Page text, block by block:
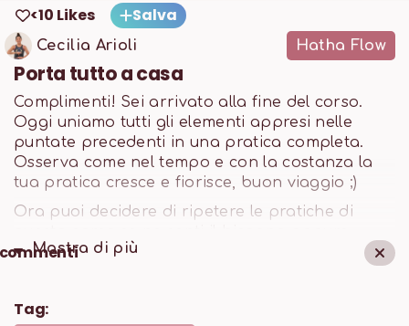
<10 Likes Salva
Cecilia Arioli Hatha Flow
Porta tutto a casa
Complimenti! Sei arrivato alla fine del corso.
Oggi uniamo tutti gli elementi appresi nelle
puntate precedenti in una pratica completa.
Osserva come nel tempo e con la costanza la
tua pratica cresce e fiorisce, buon viaggio ;)
Ora puoi decidere di ripetere le pratiche di
usando i filtri, selezionare su MYmondō le
Mostra di più
Tag: